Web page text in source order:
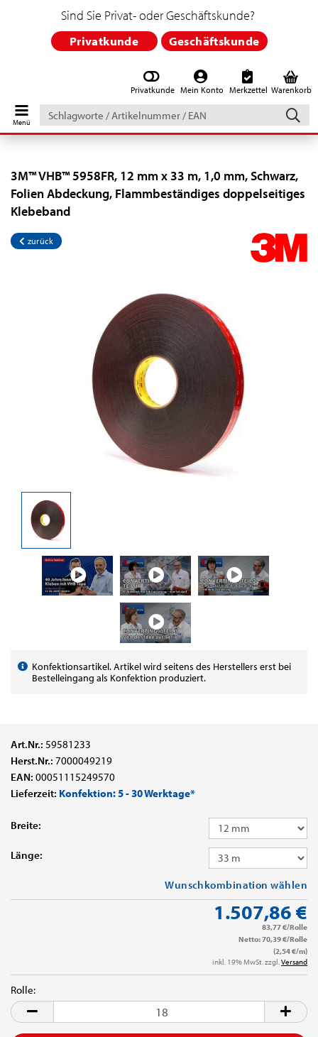
Privatkunde Mein Konto Merkzettel Warenkorb
Schlagworte
/
Artikelnummer
EAN
Sind Sie Privat- oder Geschäftskunde?
Privatkunde Geschäftskunde
3M™ VHB™ 5958FR, 12 mm x 33 m, 1,0 mm, Schwarz,
Folien Abdeckung, Flammbeständiges doppelseitiges
Klebeband
zurück
Konfektionsartikel. Artikel wird seitens des Herstellers erst bei
Bestelleingang als Konfektion produziert.
Art.Nr.: 59581233
Herst.Nr.: 7000049219
EAN: 00051115249570
Lieferzeit: Konfektion: 5 - 30 Werktage*
Breite:
Länge:
Wunschkombination wählen
1.507,86 €
83,77 €/Rolle
Netto: 70,39 €/Rolle
(2,54 €/m)
inkl. 19% MwSt. zzgl. Versand
Rolle:
Rolle